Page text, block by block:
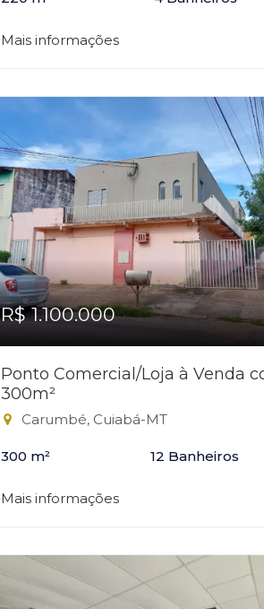
Mais informações
R$ 1.100.000
Ponto Comercial/Loja à Venda
300m²
Carumbé, Cuiabá-MT
300 m² 12 Banheiros
Mais informações